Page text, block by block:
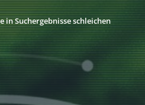
in Suchergebnisse schleichen